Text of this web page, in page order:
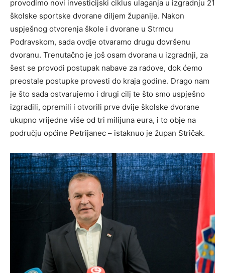
provodimo novi investicijski ciklus ulaganja u izgradnju 21
školske sportske dvorane diljem županije. Nakon
uspješnog otvorenja škole i dvorane u Strmcu
Podravskom, sada ovdje otvaramo drugu dovršenu
dvoranu. Trenutačno je još osam dvorana u izgradnji, za
šest se provodi postupak nabave za radove, dok ćemo
preostale postupke provesti do kraja godine. Drago nam
je što sada ostvarujemo i drugi cilj te što smo uspješno
izgradili, opremili i otvorili prve dvije školske dvorane
ukupno vrijedne više od tri milijuna eura, i to obje na
području općine Petrijanec – istaknuo je župan Stričak.